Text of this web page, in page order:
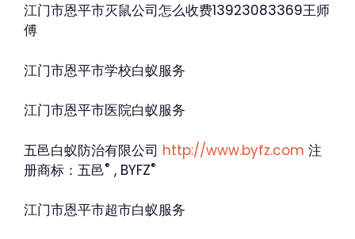
江门市恩平市灭鼠公司怎么收费13923083369王师
傅
江门市恩平市学校白蚁服务
江门市恩平市医院白蚁服务
五邑白蚁防治有限公司 http://www.byfz.com 注
册商标：五邑® , BYFZ®
江门市恩平市超市白蚁服务